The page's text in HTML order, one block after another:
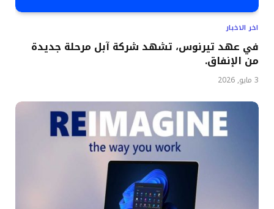
اخر الاخبار
في عهد تيرنوس، تشهد شركة آبل مرحلة جديدة
من الإنفاق.
3 مايو, 2026